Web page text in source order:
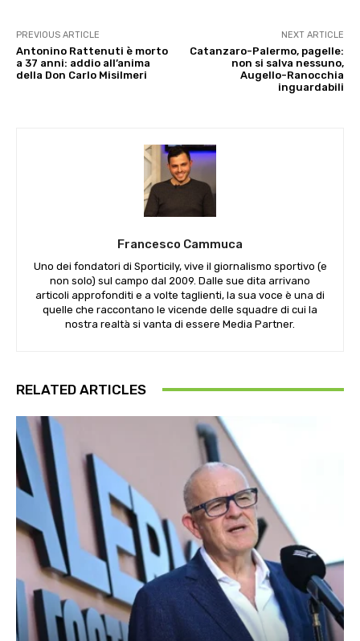
PREVIOUS ARTICLE
Antonino Rattenuti è morto
a 37 anni: addio all’anima
della Don Carlo Misilmeri
NEXT ARTICLE
Catanzaro-Palermo, pagelle:
non si salva nessuno,
Augello-Ranocchia
inguardabili
Francesco Cammuca
Uno dei fondatori di Sporticily, vive il giornalismo sportivo (e
non solo) sul campo dal 2009. Dalle sue dita arrivano
articoli approfonditi e a volte taglienti, la sua voce è una di
quelle che raccontano le vicende delle squadre di cui la
nostra realtà si vanta di essere Media Partner.
RELATED ARTICLES